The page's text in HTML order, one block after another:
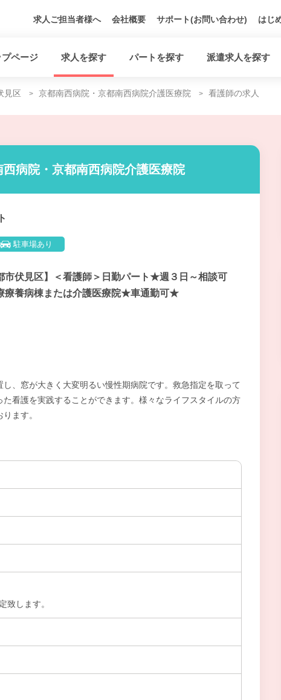
求人ご担当者様へ 会社概要 サポート(お問い合わせ) はじ
プページ 求人を探す パートを探す 派遣求人を探す
見区 京都南西病院・京都南西病院介護医療院 看護師の求人
病院・京都南西病院介護医療院
駐車場あり
市伏見区】＜看護師＞日勤パート★週３日～相談可
療養病棟または介護医療院★車通勤可★
、窓が大きく大変明るい慢性期病院です。救急指定を取って
看護を実践することができます。様々なライフスタイルの方
ます。
致します。